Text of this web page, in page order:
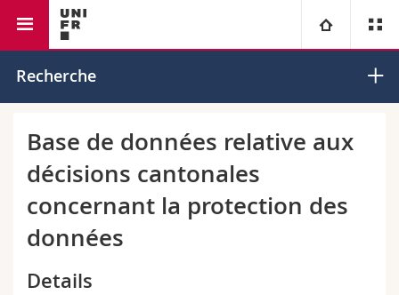
Université
Campus
Recherche
Théologie
Droit
Vous êtes
Futurs étudiants
Ressources
Faculté de droit Institut de droit européen
Recherche
Base de données relative aux
décisions cantonales
concernant la protection des
données
Details